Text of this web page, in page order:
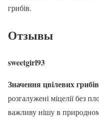
грибів.
Отзывы
sweetgirl93
Значення цвілевих грибів
розгалужені міцелії без
важливу нішу в